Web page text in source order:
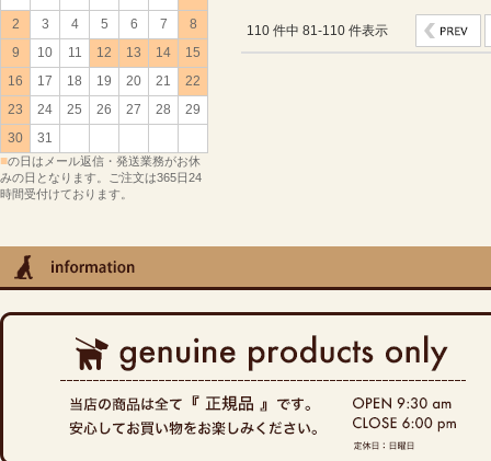
2
3 4 5 6 7
8
9
10 11 12 13 14
15
16
17 18 19 20 21
22
23
24 25 26 27 28
29
30
31
■の日はメール返信・発送業務がお休
みの日となります。ご注文は365日24
時間受付けております。
110 件中 81-110 件表示